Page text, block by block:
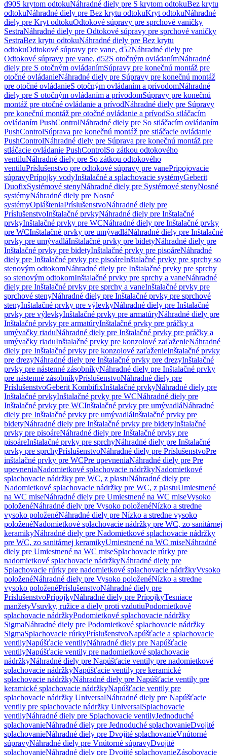
d90S krytom odtokuNáhradné diely pre S krytom odtokuBez krytu
odtokuNáhradné diely pre Bez krytu odtokuKryt odtokuNáhradné
diely pre Kryt odtokuOdtokové súpravy pre sprchové vaničky
SestraNáhradné diely pre Odtokové súpravy pre sprchové vaničky
SestraBez krytu odtokuNáhradné diely pre Bez krytu
odtokuOdtokové súpravy pre vane, d52Náhradné diely pre
Odtokové súpravy pre vane, d52S otočným ovládanímNáhradné
diely pre S otočným ovládanímSúpravy pre konečnú montáž pre
otočné ovládanieNáhradné diely pre Súpravy pre konečnú montáž
pre otočné ovládanieS otočným ovládaním a prívodomNáhradné
diely pre S otočným ovládaním a prívodomSúpravy pre konečnú
montáž pre otočné ovládanie a prívodNáhradné diely pre Súpravy
pre konečnú montáž pre otočné ovládanie a prívodSo stláčacím
ovládaním PushControlNáhradné diely pre So stláčacím ovládaním
PushControlSúprava pre konečnú montáž pre stláčacie ovládanie
PushControlNáhradné diely pre Súprava pre konečnú montáž pre
stláčacie ovládanie PushControlSo zátkou odtokového
ventiluNáhradné diely pre So zátkou odtokového
ventiluPríslušenstvo pre odtokové súpravy pre vanePripojovacie
súpravyPrípojky vodyInštalačné a splachovacie systémyGeberit
DuofixSystémové stenyNáhradné diely pre Systémové stenyNosné
systémyNáhradné diely pre Nosné
systémyOplášteniaPríslušenstvoNáhradné diely pre
PríslušenstvoInštalačné prvkyNáhradné diely pre Inštalačné
prvkyInštalačné prvky pre WCNáhradné diely pre Inštalačné prvky
pre WCInštalačné prvky pre umývadláNáhradné diely pre Inštalačné
prvky pre umývadláInštalačné prvky pre bidetyNáhradné diely pre
Inštalačné prvky pre bidetyInštalačné prvky pre pisoáreNáhradné
diely pre Inštalačné prvky pre pisoáreInštalačné prvky pre sprchy so
stenovým odtokomNáhradné diely pre Inštalačné prvky pre sprchy
so stenovým odtokomInštalačné prvky pre sprchy a vaneNáhradné
diely pre Inštalačné prvky pre sprchy a vaneInštalačné prvky pre
sprchové stenyNáhradné diely pre Inštalačné prvky pre sprchové
stenyInštalačné prvky pre výlevkyNáhradné diely pre Inštalačné
prvky pre výlevkyInštalačné prvky pre armatúryNáhradné diely pre
Inštalačné prvky pre armatúryInštalačné prvky pre práčky a
umývačky riaduNáhradné diely pre Inštalačné prvky pre práčky a
umývačky riaduInštalačné prvky pre konzolové zaťaženieNáhradné
diely pre Inštalačné prvky pre konzolové zaťaženieInštalačné prvky
pre drezyNáhradné diely pre Inštalačné prvky pre drezyInštalačné
prvky pre nástenné zásobníkyNáhradné diely pre Inštalačné prvky
pre nástenné zásobníkyPríslušenstvoNáhradné diely pre
PríslušenstvoGeberit KombifixInštalačné prvkyNáhradné diely pre
Inštalačné prvkyInštalačné prvky pre WCNáhradné diely pre
Inštalačné prvky pre WCInštalačné prvky pre umývadláNáhradné
diely pre Inštalačné prvky pre umývadláInštalačné prvky pre
bidetyNáhradné diely pre Inštalačné prvky pre bidetyInštalačné
prvky pre pisoáreNáhradné diely pre Inštalačné prvky pre
pisoáreInštalačné prvky pre sprchyNáhradné diely pre Inštalačné
prvky pre sprchyPríslušenstvoNáhradné diely pre PríslušenstvoPre
inštalačné prvky pre WCPre upevneniaNáhradné diely pre Pre
upevneniaNadomietkové splachovacie nádržkyNadomietkové
splachovacie nádržky pre WC, z plastuNáhradné diely pre
Nadomietkové splachovacie nádržky pre WC, z plastuUmiestnené
na WC miseNáhradné diely pre Umiestnené na WC miseVysoko
položenéNáhradné diely pre Vysoko položenéNízko a stredne
vysoko položenéNáhradné diely pre Nízko a stredne vysoko
položenéNadomietkové splachovacie nádržky pre WC, zo sanitárnej
keramikyNáhradné diely pre Nadomietkové splachovacie nádržky
pre WC, zo sanitárnej keramikyUmiestnené na WC miseNáhradné
diely pre Umiestnené na WC miseSplachovacie rúrky pre
nadomietkové splachovacie nádržkyNáhradné diely pre
Splachovacie rúrky pre nadomietkové splachovacie nádržkyVysoko
položenéNáhradné diely pre Vysoko položenéNízko a stredne
vysoko položenéPríslušenstvoNáhradné diely pre
PríslušenstvoPrípojkyNáhradné diely pre PrípojkyTesniace
manžetyVsuvky, ružice a diely proti vzdutiuPodomietkové
splachovacie nádržkyPodomietkové splachovacie nádržky
SigmaNáhradné diely pre Podomietkové splachovacie nádržky
SigmaSplachovacie rúrkyPríslušenstvoNapúšťacie a splachovacie
ventilyNapúšťacie ventilyNáhradné diely pre Napúšťacie
ventilyNapúšťacie ventily pre nadomietkové splachovacie
nádržkyNáhradné diely pre Napúšťacie ventily pre nadomietkové
splachovacie nádržkyNapúšťacie ventily pre keramické
splachovacie nádržkyNáhradné diely pre Napúšťacie ventily pre
keramické splachovacie nádržkyNapúšťacie ventily pre
splachovacie nádržky UniversalNáhradné diely pre Napúšťacie
ventily pre splachovacie nádržky UniversalSplachovacie
ventilyNáhradné diely pre Splachovacie ventilyJednoduché
splachovanieNáhradné diely pre Jednoduché splachovanieDvojité
splachovanieNáhradné diely pre Dvojité splachovanieVnútorné
súpravyNáhradné diely pre Vnútorné súpravyDvojité
splachovanieNáhradné diely pre Dvojité splachovanieZásobovacie